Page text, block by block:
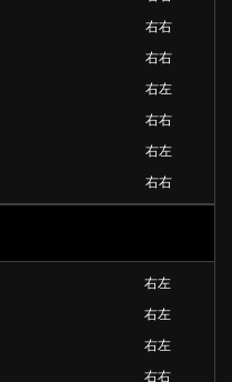
右右
右右
右左
右右
右左
右右
右左
右左
右左
右右